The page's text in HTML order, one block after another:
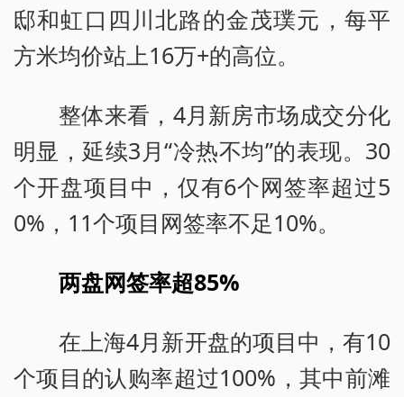
邸和虹口四川北路的金茂璞元，每平
方米均价站上16万+的高位。
整体来看，4月新房市场成交分化
明显，延续3月“冷热不均”的表现。30
个开盘项目中，仅有6个网签率超过5
0%，11个项目网签率不足10%。
两盘网签率超85%
在上海4月新开盘的项目中，有10
个项目的认购率超过100%，其中前滩